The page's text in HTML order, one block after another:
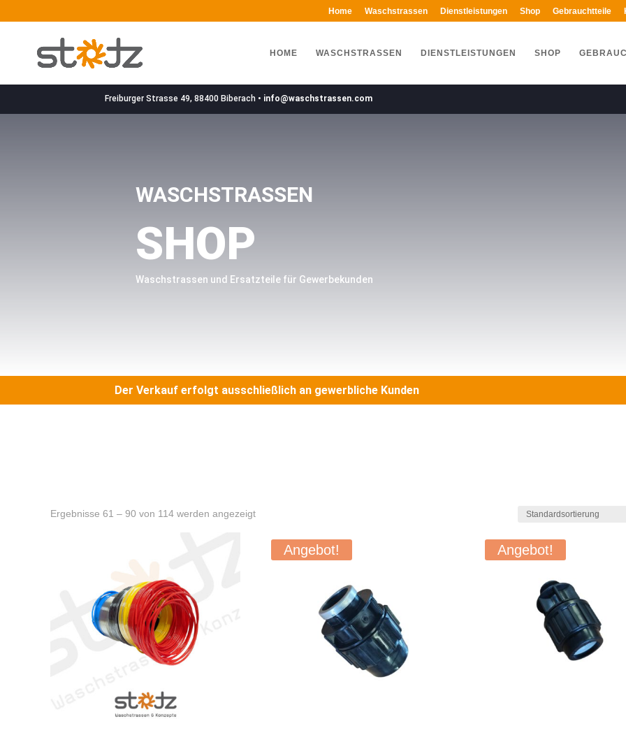
Home Waschstrassen Dienstleistungen Shop Gebrauchtteile
HOME WASCHSTRASSEN DIENSTLEISTUNGEN SHOP
Freiburger Strasse 49, 88400 Biberach • info@waschstrassen.com
WASCHSTRASSEN
SHOP
Waschstrassen und Ersatzteile für Gewerbekunden
Der Verkauf erfolgt ausschließlich an gewerbliche Kunden
Ergebnisse 61 – 90 von 114 werden angezeigt
Angebot! Angebot!